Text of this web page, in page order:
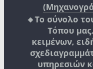
🔸Το σύνολο
Τόπου
κειμένων,
υπηρεσιών